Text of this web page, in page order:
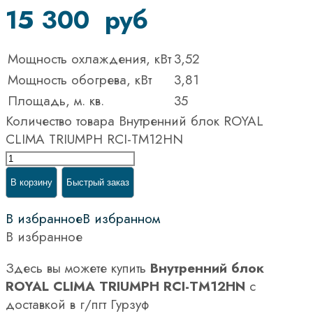
15 300 руб
Мощность охлаждения, кВт3,52
Мощность обогрева, кВт
3,81
Площадь, м. кв.
35
Количество товара Внутренний блок ROYAL
CLIMA TRIUMPH RCI-TM12HN
В корзину Быстрый заказ
В избранноеВ избранном
В избранное
Здесь вы можете купить Внутренний блок
ROYAL CLIMA TRIUMPH RCI-TM12HN с
доставкой в г/пгт Гурзуф